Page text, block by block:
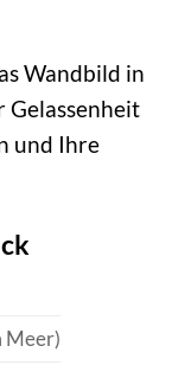
Wandbild in
Gelassenheit
und Ihre
Meer)